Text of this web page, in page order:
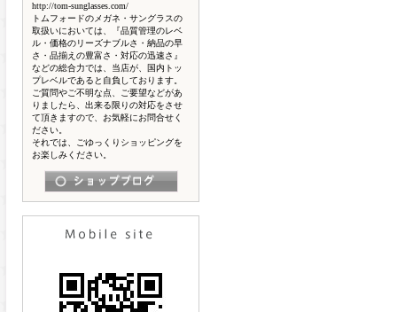
http://tom-sunglasses.com/
トムフォードのメガネ・サングラスの
取扱いにおいては、『品質管理のレベ
ル・価格のリーズナブルさ・納品の早
さ・品揃えの豊富さ・対応の迅速さ』
などの総合力では、当店が、国内トッ
プレベルであると自負しております。
ご質問やご不明な点、ご要望などがあ
りましたら、出来る限りの対応をさせ
て頂きますので、お気軽にお問合せく
ださい。
それでは、ごゆっくりショッピングを
お楽しみください。